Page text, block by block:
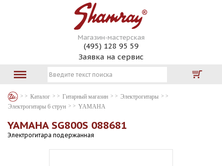
Магазин-мастерская
(495) 128 95 59
Заявка на сервис
Каталог Гитарный магазин
Электрогитары
Электрогитары 6 струн
YAMAHA
YAMAHA SG800S 088681
Электрогитара подержанная